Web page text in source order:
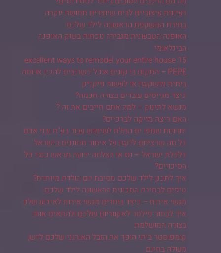
רעיונות עיצוביים לבית שיוצרים תחושת יוקרה
בחירת המשקפת הראשונה לילד שלכם
האופנה הטבעונית מגבירה נוכחות בשוק האופנה
הבינלאומי
15 excellent ways to remodel your entire house
PEPE – המקום בו קונים אוכל כשרוצים להכין ארוחה
ביתית מושקעת או לעשות פיקניק
כיצד מגייסים עובדים בצורה חכמה?
מנשא לתינוק – למה אתם חייבים את זה ?
האם ריצה מזיקה לברכיים?
יתרונות שמפו ים המלח לשימוש עבור בע"ח ובני אדם
כל מה שרציתם לדעת על איתור מחוננים בישראל
כלכלת ישראל – נס או הצלחה ידועה מראש כנגד כל
הסיכויים?
איך לתכנן לילד שלכם מסיבת יום הולדת מיוחדת?
טיפים לבחירת המכונית הראשונה לילד שלכם
מגשי אירוח – כיצד בוחרים מגשי אירוח לאירוע שלנו
איך לבחור פילטר לאקווריום שלכם ולהתאים אותו
בצורה המושלמת
קומפוסטר ביתי הופך את הזבל האורגני שלכם לדשן
מעולה בחינם